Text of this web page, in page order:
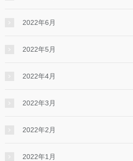
2022年6月
2022年5月
2022年4月
2022年3月
2022年2月
2022年1月